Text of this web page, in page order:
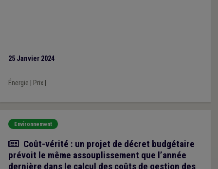
25 Janvier 2024
Énergie Prix|
Environnement
Actualité
Coût-vérité : un projet de décret budgétaire
prévoit le même assouplissement que l’année
dernière dans le calcul des coûts de gestion des